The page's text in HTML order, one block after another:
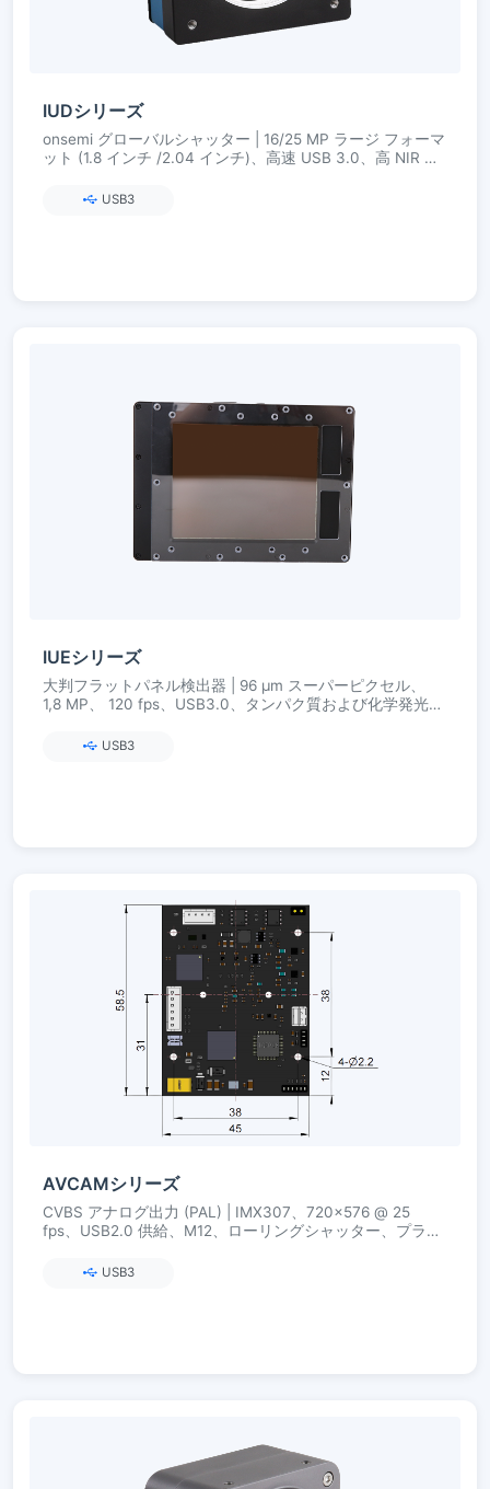
IUDシリーズ
onsemi グローバルシャッター | 16/25 MP ラージ フォーマ
ット (1.8 インチ /2.04 インチ)、高速 USB 3.0、高 NIR 感
USB3
IUEシリーズ
大判フラットパネル検出器 | 96 µm スーパーピクセル、
1,8 MP、 120 fps、USB3.0、タンパク質および化学発光検
USB3
AVCAMシリーズ
CVBS アナログ出力 (PAL) | IMX307、720×576 @ 25
fps、USB2.0 供給、M12、ローリングシャッター、プラグ
USB3